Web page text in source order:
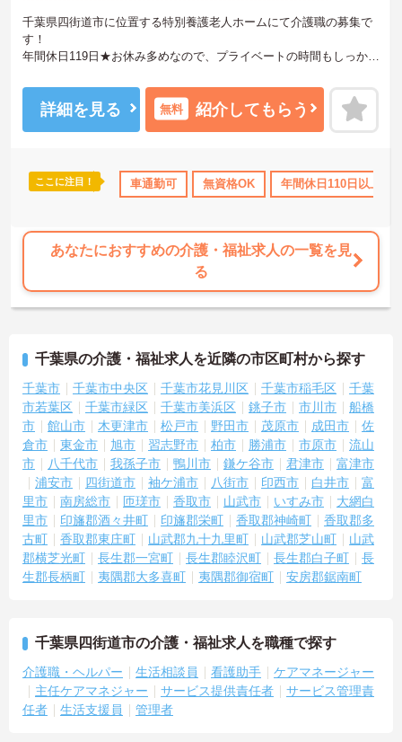
日勤のみ 年間休日110日以上 ブランクOK 研修制度あり
千葉県四街道市に位置する特別養護老人ホームにて介護職の募集で
す！
年間休日119日★お休み多めなので、プライベートの時間もしっかり
マイカー通勤OKなので、通勤も楽々です♪
ご興味のある方はお気軽にお問い合わせ下さい。
詳細を見る 無料 紹介してもらう
ここに注目！ 車通勤可 無資格OK 年間休日110日以上
あなたにおすすめの介護・福祉求人の一覧を見
る
千葉県の介護・福祉求人を近隣の市区町村から探す
千葉市 千葉市中央区 千葉市花見川区 千葉市稲毛区
千葉
市若葉区
千葉市緑区 千葉市美浜区 銚子市 市川市
船橋
市
館山市 木更津市 松戸市 野田市 茂原市 成田市
佐
倉市
東金市 旭市 習志野市 柏市 勝浦市 市原市
流山
市
八千代市 我孫子市 鴨川市 鎌ケ谷市 君津市
富津市
浦安市
四街道市 袖ケ浦市 八街市 印西市 白井市
富
里市
南房総市 匝瑳市 香取市 山武市 いすみ市
大網白
里市
印旛郡酒々井町 印旛郡栄町 香取郡神崎町
香取郡多
古町
香取郡東庄町 山武郡九十九里町 山武郡芝山町
山武
郡横芝光町
長生郡一宮町 長生郡睦沢町 長生郡白子町
長
生郡長柄町
夷隅郡大多喜町 夷隅郡御宿町 安房郡鋸南町
千葉県四街道市の介護・福祉求人を職種で探す
介護職・ヘルパー 生活相談員 看護助手
ケアマネージャー
主任ケアマネジャー
サービス提供責任者
サービス管理責
任者
生活支援員 管理者